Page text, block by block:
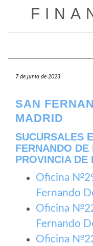
7 de junio de 2023
SAN
MADRID
SUCURSALES
FERNANDO
PROVINCIA DE
Oficina
Fernando
Oficina
Fernando
Oficina